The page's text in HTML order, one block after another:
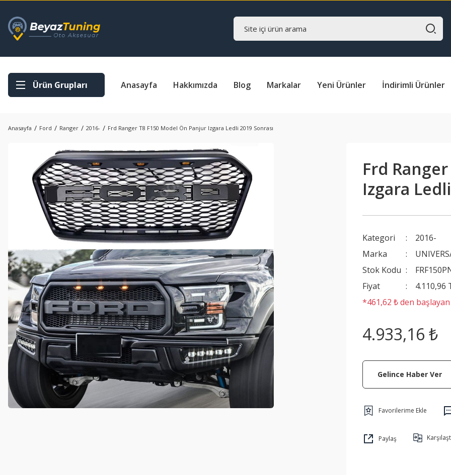
Ürün Grupları Anasayfa Hakkımızda Blog Markalar Yeni Ürünler İndirimli Ürünler
Anasayfa Ford Ranger 2016- Frd Ranger T8 F150 Model Ön Panjur Izgara Ledli 2019 Sonrası
Frd
Izgara
Kategori
2016-
Marka
Stok Kodu
Fiyat
4.110,96
*461,62 ₺ den
4.933,16 ₺
Gelince Haber Ver
Paylaş